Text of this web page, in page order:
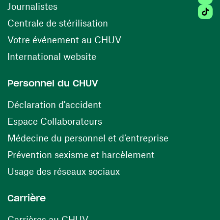
Journalistes
Centrale de stérilisation (ouvre une nouvelle
Votre événement au CHUV(ouvre une nouvelle
International website
Personnel du CHUV
Déclaration d'accident
Espace Collaborateurs(ouvre une nouvelle fenêtre)
Médecine du personnel et d’entreprise
Prévention sexisme et harcèlement
Usage des réseaux sociaux(ouvre une nouvelle
Carrière